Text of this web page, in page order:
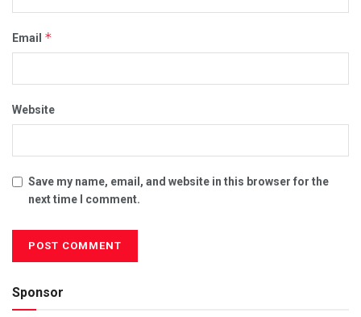
Email *
Website
Save my name, email, and website in this browser for the
next time I comment.
Sponsor